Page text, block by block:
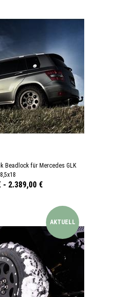
Beadlock für Mercedes GLK
8,5x18
- 2.389,00 €
AKTUELL